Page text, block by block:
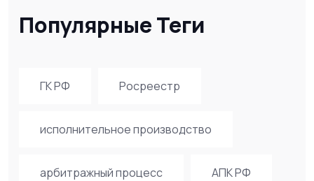
Популярные Теги
ГК РФ Росреестр
исполнительное производство
арбитражный процесс АПК РФ